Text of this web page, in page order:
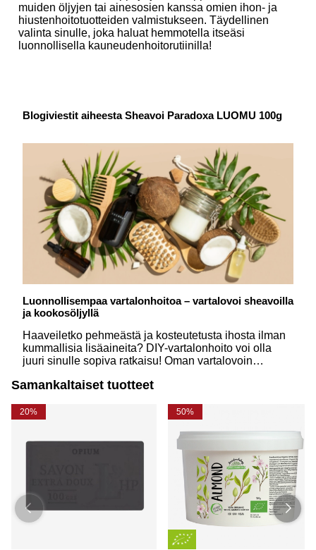
muiden öljyjen tai ainesosien kanssa omien ihon- ja
hiustenhoitotuotteiden valmistukseen. Täydellinen
valinta sinulle, joka haluat hemmotella itseäsi
luonnollisella kauneudenhoitorutiinilla!
Blogiviestit aiheesta Sheavoi Paradoxa LUOMU 100g
Luonnollisempaa vartalonhoitoa – vartalovoi sheavoilla
ja kookosöljyllä
Haaveiletko pehmeästä ja kosteutetusta ihosta ilman
kummallisia lisäaineita? DIY-vartalonhoito voi olla
juuri sinulle sopiva ratkaisu! Oman vartalovoin
kerromme, miksi sheavoi ja kookosöljy ovat
ihanan reseptin!
Samankaltaiset tuotteet
20% 50%